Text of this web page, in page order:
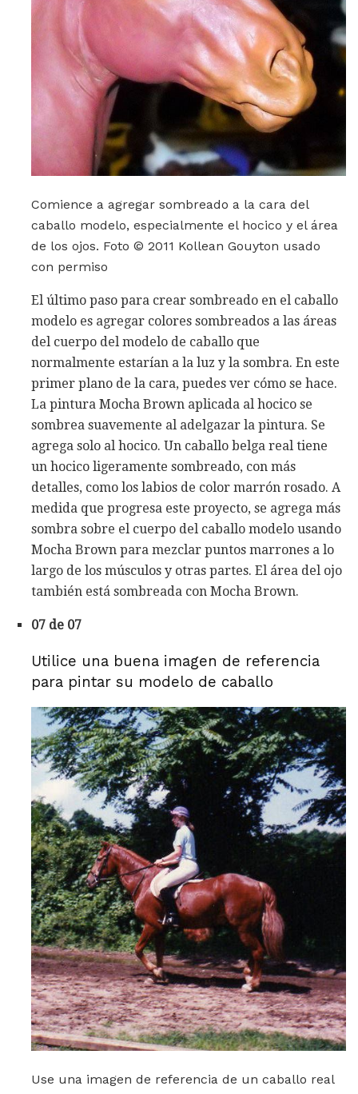
Comience a agregar sombreado a la cara del
caballo modelo, especialmente el hocico y el área
de los ojos. Foto © 2011 Kollean Gouyton usado
con permiso
El último paso para crear sombreado en el caballo
modelo es agregar colores sombreados a las áreas
del cuerpo del modelo de caballo que
normalmente estarían a la luz y la sombra. En este
primer plano de la cara, puedes ver cómo se hace.
La pintura Mocha Brown aplicada al hocico se
sombrea suavemente al adelgazar la pintura. Se
agrega solo al hocico. Un caballo belga real tiene
un hocico ligeramente sombreado, con más
detalles, como los labios de color marrón rosado. A
medida que progresa este proyecto, se agrega más
sombra sobre el cuerpo del caballo modelo usando
Mocha Brown para mezclar puntos marrones a lo
largo de los músculos y otras partes. El área del ojo
también está sombreada con Mocha Brown.
07 de 07
Utilice una buena imagen de referencia
para pintar su modelo de caballo
Use una imagen de referencia de un caballo real